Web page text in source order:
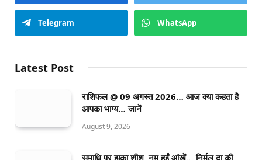
Telegram WhatsApp
Latest Post
राशिफल @ 09 अगस्त 2026… आज क्या कहता है
आपका भाग्य… जानें
August 9, 2026